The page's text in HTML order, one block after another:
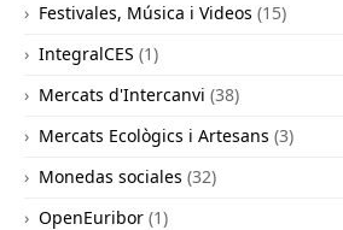
Festivales, Música i Videos (15)
IntegralCES (1)
Mercats d'Intercanvi (38)
Mercats Ecològics i Artesans (3)
Monedas sociales (32)
OpenEuribor (1)